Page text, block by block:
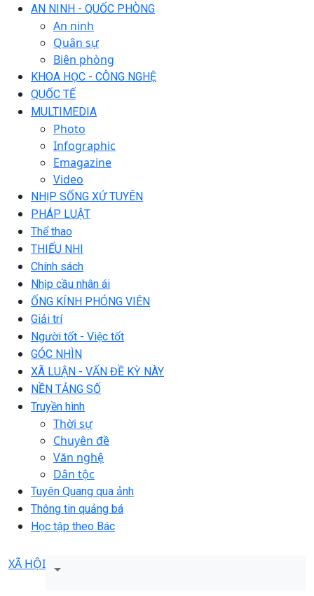
AN NINH - QUỐC PHÒNG
An ninh
Quân sự
Biên phòng
KHOA HỌC - CÔNG NGHỆ
QUỐC TẾ
MULTIMEDIA
Photo
Infographic
Emagazine
Video
NHỊP SỐNG XỨ TUYÊN
PHÁP LUẬT
Thể thao
THIẾU NHI
Chính sách
Nhịp cầu nhân ái
ỐNG KÍNH PHÓNG VIÊN
Giải trí
Người tốt - Việc tốt
GÓC NHÌN
XÃ LUẬN - VẤN ĐỀ KỲ NÀY
NỀN TẢNG SỐ
Truyền hình
Thời sự
Chuyên đề
Văn nghệ
Dân tộc
Tuyên Quang qua ảnh
Thông tin quảng bá
Học tập theo Bác
XÃ HỘI